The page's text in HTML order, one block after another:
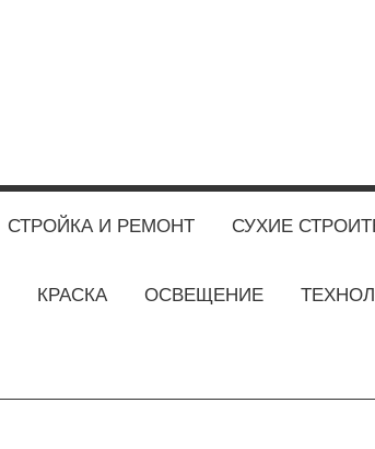
СТРОЙКА И РЕМОНТ СУХИЕ
КРАСКА ОСВЕЩЕНИЕ